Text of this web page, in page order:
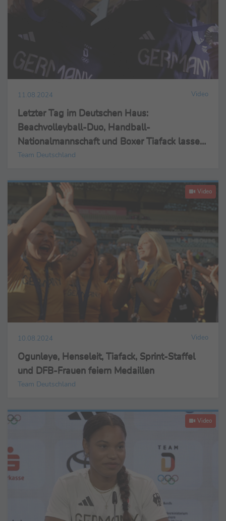
11.08.2024 Video
Letzter Tag im Deutschen Haus:
Beachvolleyball-Duo, Handball-
Nationalmannschaft und Boxer Tiafack lassen
sich feiern
Team Deutschland
Video
10.08.2024 Video
Ogunleye, Henseleit, Tiafack, Sprint-Staffel
und DFB-Frauen feiern Medaillen
Team Deutschland
Video